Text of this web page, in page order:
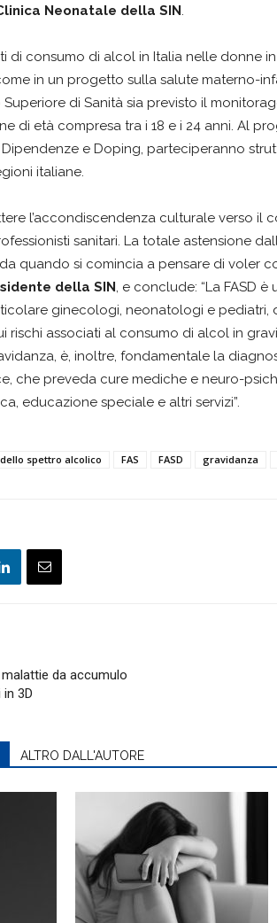
Neonatale della SIN.
di consumo di alcol in Italia nelle donne
in un progetto sulla salute materno-
Superiore di Sanità sia previsto il
di età compresa tra i 18 e i 24 anni. Al
e Doping, parteciperanno
italiane.
l’accondiscendenza culturale verso il
sanitari. La totale astensione
quando si comincia a pensare di voler
della SIN, e conclude: “La FASD
ginecologi, neonatologi e pediatri,
rischi associati al consumo di alcol in
è, inoltre, fondamentale la
che preveda cure mediche e neuro-
educazione speciale e altri servizi”.
spettro alcolico FAS FASD gravidanza
da accumulo
3D
ALTRO DALL'AUTORE